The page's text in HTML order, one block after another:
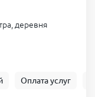
деревня
Оплата услуг